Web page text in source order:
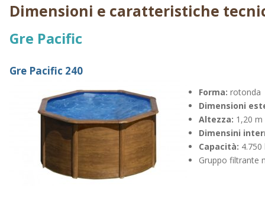
Dimensioni e caratteristiche
Gre Pacific
Gre Pacific 240
Forma: rotonda
Dimensioni
Altezza: 1,20 m
Dimensini
Capacità: 4.750
Gruppo filtrante